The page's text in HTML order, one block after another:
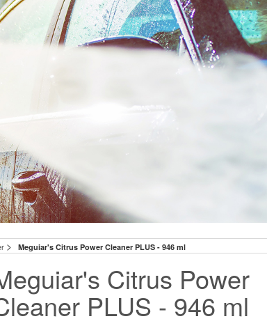
> Meguiar's Citrus Power Cleaner PLUS - 946 ml
Citrus Power
PLUS - 946 ml